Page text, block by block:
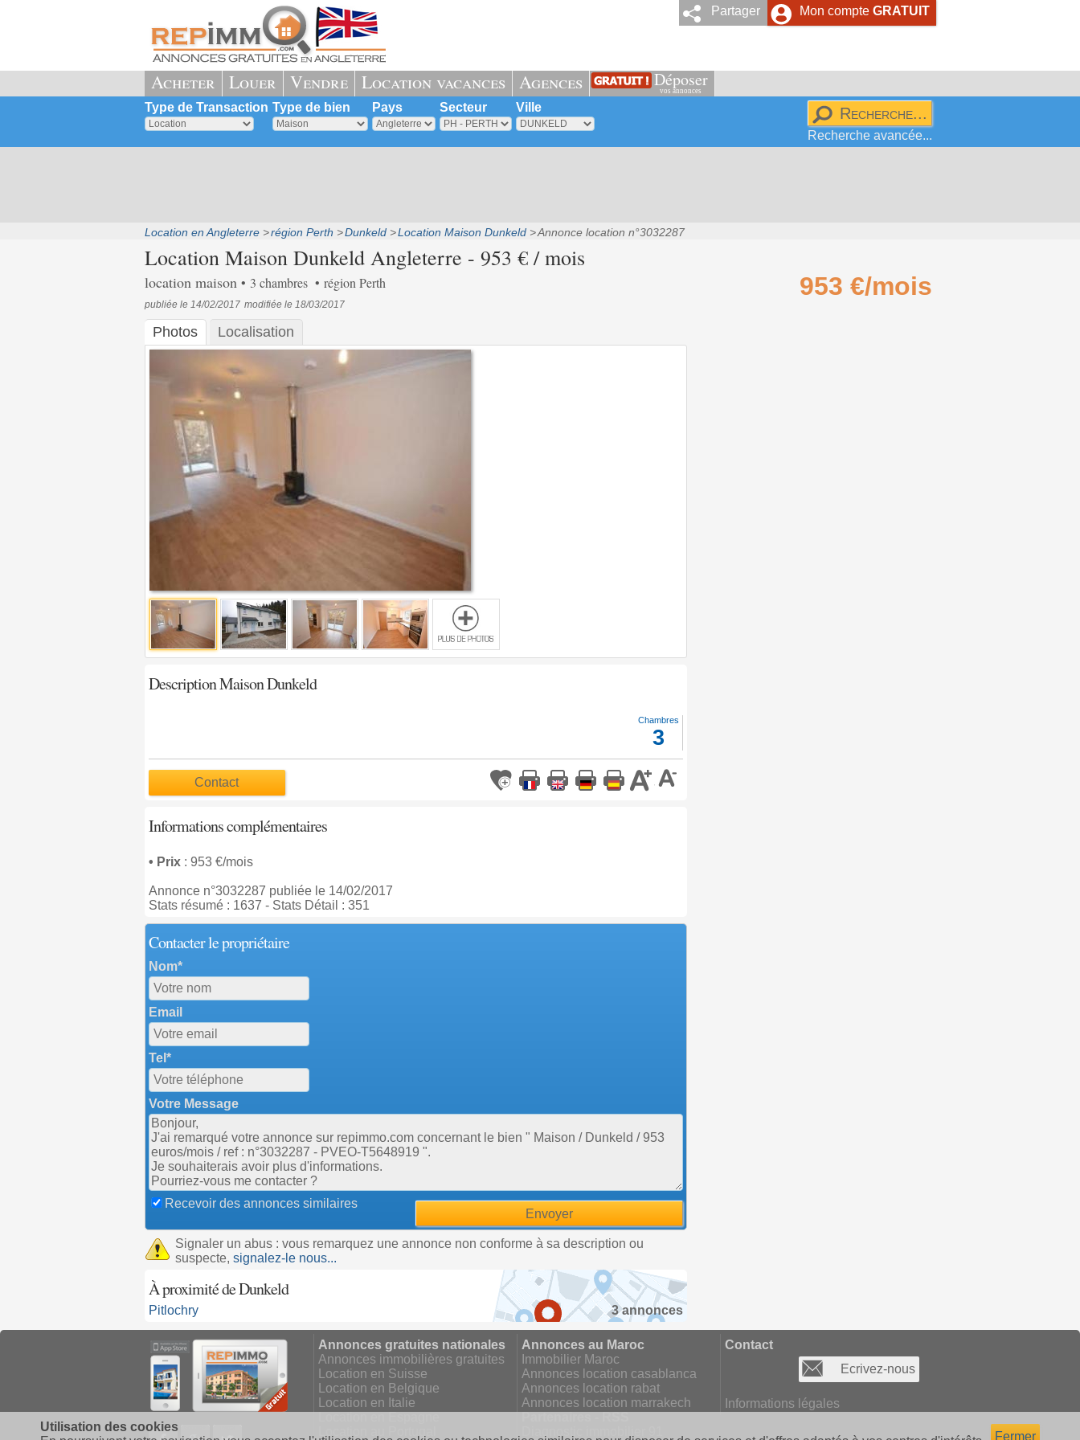
Mon compte GRATUIT
Partager
Acheter Louer Vendre Location vacances Agences Déposer
vos annonces
Type de Transaction Type de bien Pays Secteur Ville
Recherche avancée...
Location en Angleterre région Perth Dunkeld Location Maison Dunkeld Annonce location n°3032287
Location Maison Dunkeld Angleterre - 953 € / mois
location maison 3 chambres région Perth 953 €/mois
publiée le 14/02/2017 modifiée le 18/03/2017
Photos Localisation
Description Maison Dunkeld
Chambres
3
Contact
Informations complémentaires
• Prix : 953 €/mois
Annonce n°3032287 publiée le 14/02/2017
Stats résumé : 1637 - Stats Détail : 351
Contacter le propriétaire
Nom*
Email
Tel*
Votre Message
Recevoir des annonces similaires
Signaler un abus : vous remarquez une annonce non conforme à sa description ou
suspecte, signalez-le nous...
À proximité de Dunkeld
Pitlochry 3 annonces
Facebook
Annonces gratuites nationales
Annonces immobilières gratuites
Location en Suisse
Location en Belgique
Location en Italie
Annonces au Maroc
Immobilier Maroc
Annonces location casablanca
Annonces location rabat
Annonces location marrakech
Contact
Ecrivez-nous
Informations légales
Fermer
Utilisation des cookies